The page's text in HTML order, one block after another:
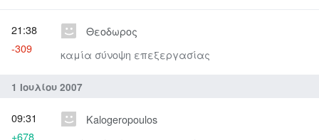
Θεοδωρος
καμία σύνοψη επεξεργασίας
21:38
-309
1 Ιουλίου 2007
Kalogeropoulos
09:31
+678